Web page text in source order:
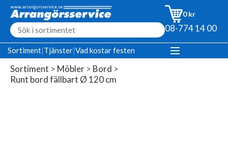
0 kr
08-774 14 00
Sortiment|Tjänster|Vad kostar festen
Sortiment > Möbler > Bord >
Runt bord fällbart Ø 120 cm